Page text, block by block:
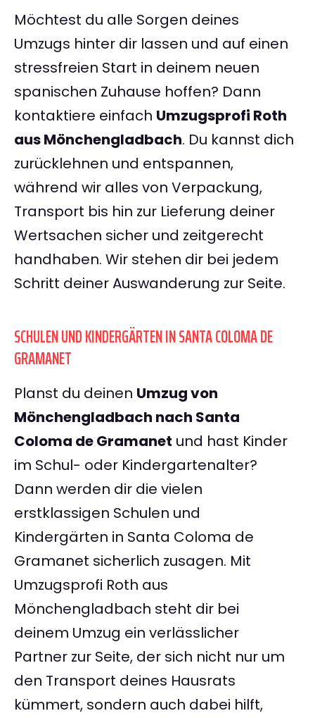
Möchtest du alle Sorgen deines
Umzugs hinter dir lassen und auf einen
stressfreien Start in deinem neuen
spanischen Zuhause hoffen? Dann
kontaktiere einfach Umzugsprofi Roth
aus Mönchengladbach. Du kannst dich
zurücklehnen und entspannen,
während wir alles von Verpackung,
Transport bis hin zur Lieferung deiner
Wertsachen sicher und zeitgerecht
handhaben. Wir stehen dir bei jedem
Schritt deiner Auswanderung zur Seite.
SCHULEN UND KINDERGÄRTEN IN SANTA COLOMA DE
GRAMANET
Planst du deinen Umzug von
Mönchengladbach nach Santa
Coloma de Gramanet und hast Kinder
im Schul- oder Kindergartenalter?
Dann werden dir die vielen
erstklassigen Schulen und
Kindergärten in Santa Coloma de
Gramanet sicherlich zusagen. Mit
Umzugsprofi Roth aus
Mönchengladbach steht dir bei
deinem Umzug ein verlässlicher
Partner zur Seite, der sich nicht nur um
den Transport deines Hausrats
kümmert, sondern auch dabei hilft,